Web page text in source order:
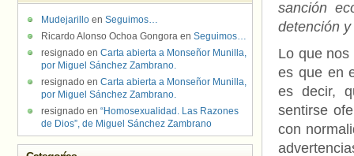
sanción
detención y
Lo que
es que en
es decir,
sentirse
con
Mudejarillo en Seguimos…
Ricardo Alonso Ochoa Gongora en Seguimos…
resignado en Carta abierta a Monseñor Munilla,
por Miguel Sánchez Zambrano.
resignado en Carta abierta a Monseñor Munilla,
por Miguel Sánchez Zambrano.
resignado en “Homosexualidad. Las Razones
de Dios”, de Miguel Sánchez Zambrano